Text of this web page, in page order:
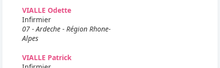
VIALLE Odette
Infirmier
07 - Ardeche - Région Rhone-
Alpes
VIALLE Patrick